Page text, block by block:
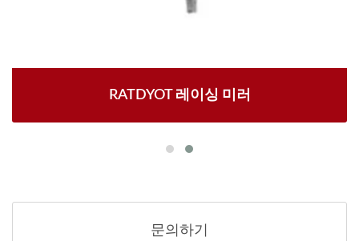
RATDYOT 레이싱 미러
문의하기